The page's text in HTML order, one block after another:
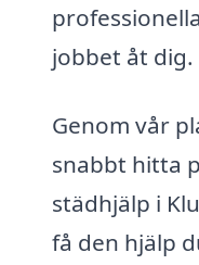
jobbet åt dig.
Genom vår
snabbt hitta
städhjälp i
få den hjälp